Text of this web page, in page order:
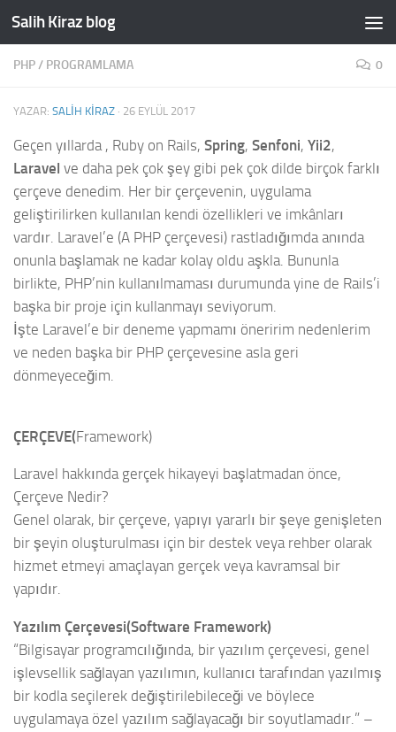
Skip to content
Salih Kiraz blog
PHP/ PROGRAMLAMA 0
YAZAR: SALIH KIRAZ · 26 EYLÜL 2017
Geçen yıllarda , Ruby on Rails, Spring, Senfoni, Yii2,
Laravel ve daha pek çok şey gibi pek çok dilde birçok farklı
çerçeve denedim. Her bir çerçevenin, uygulama
geliştirilirken kullanılan kendi özellikleri ve imkânları
vardır. Laravel’e (A PHP çerçevesi) rastladığımda anında
onunla başlamak ne kadar kolay oldu aşkla. Bununla
birlikte, PHP’nin kullanılmaması durumunda yine de Rails’i
başka bir proje için kullanmayı seviyorum.
İşte Laravel’e bir deneme yapmamı öneririm nedenlerim
ve neden başka bir PHP çerçevesine asla geri
dönmeyeceğim.
ÇERÇEVE(Framework)
Laravel hakkında gerçek hikayeyi başlatmadan önce,
Çerçeve Nedir?
Genel olarak, bir çerçeve, yapıyı yararlı bir şeye genişleten
bir şeyin oluşturulması için bir destek veya rehber olarak
hizmet etmeyi amaçlayan gerçek veya kavramsal bir
yapıdır.
Yazılım Çerçevesi(Software Framework)
“Bilgisayar programcılığında, bir yazılım çerçevesi, genel
işlevsellik sağlayan yazılımın, kullanıcı tarafından yazılmış
bir kodla seçilerek değiştirilebileceği ve böylece
uygulamaya özel yazılım sağlayacağı bir soyutlamadır.” –